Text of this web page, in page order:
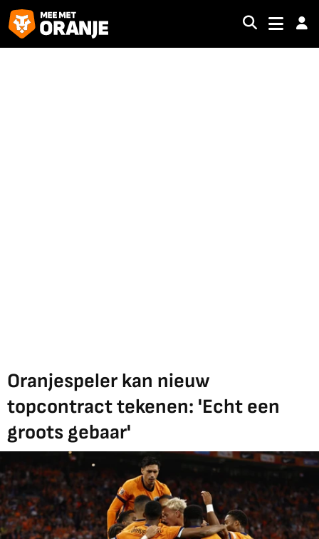
Oranjespeler kan nieuw
topcontract tekenen: 'Echt een
groots gebaar'